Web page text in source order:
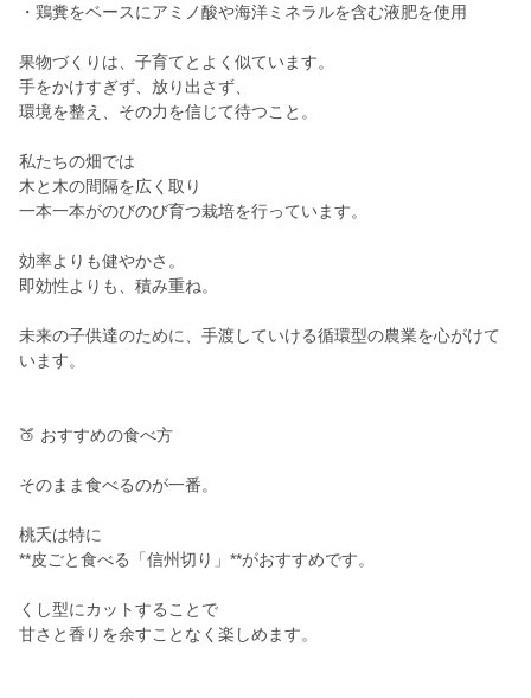
・鶏糞をベースにアミノ酸や海洋ミネラルを含む液肥を使用
果物づくりは、子育てとよく似ています。
手をかけすぎず、放り出さず、
環境を整え、その力を信じて待つこと。
私たちの畑では
木と木の間隔を広く取り
一本一本がのびのび育つ栽培を行っています。
効率よりも健やかさ。
即効性よりも、積み重ね。
未来の子供達のために、手渡していける循環型の農業を心がけて
います。
🍑 おすすめの食べ方
そのまま食べるのが一番。
桃夭は特に
**皮ごと食べる「信州切り」**がおすすめです。
くし型にカットすることで
甘さと香りを余すことなく楽しめます。